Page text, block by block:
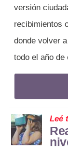
versión
recibimientos
donde volver
todo el año de
Leé